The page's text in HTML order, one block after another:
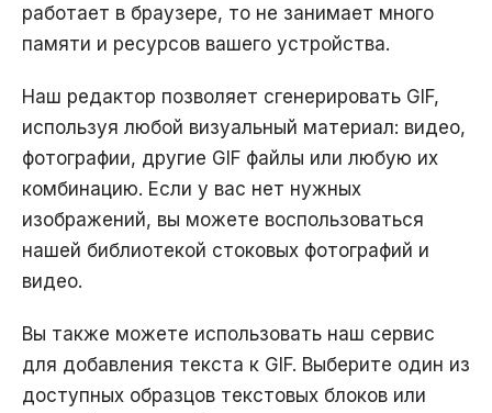
работает в браузере, то не занимает много
памяти и ресурсов вашего устройства.
Наш редактор позволяет сгенерировать GIF,
используя любой визуальный материал: видео,
фотографии, другие GIF файлы или любую их
комбинацию. Если у вас нет нужных
изображений, вы можете воспользоваться
нашей библиотекой стоковых фотографий и
видео.
Вы также можете использовать наш сервис
для добавления текста к GIF. Выберите один из
доступных образцов текстовых блоков или